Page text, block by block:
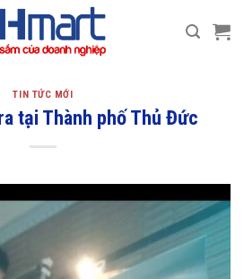
TIN TỨC MỚI
tại Thành phố Thủ Đức